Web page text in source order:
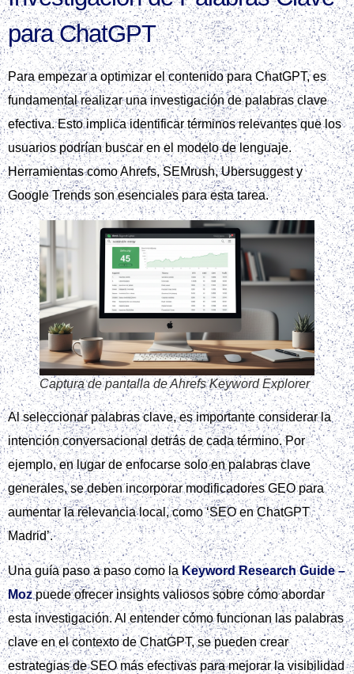
para ChatGPT
Para empezar a optimizar el contenido para ChatGPT, es
fundamental realizar una investigación de palabras clave
efectiva. Esto implica identificar términos relevantes que los
usuarios podrían buscar en el modelo de lenguaje.
Herramientas como Ahrefs, SEMrush, Ubersuggest y
Google Trends son esenciales para esta tarea.
Captura de pantalla de Ahrefs Keyword Explorer
Al seleccionar palabras clave, es importante considerar la
intención conversacional detrás de cada término. Por
ejemplo, en lugar de enfocarse solo en palabras clave
generales, se deben incorporar modificadores GEO para
aumentar la relevancia local, como ‘SEO en ChatGPT
Madrid’.
Una guía paso a paso como la Keyword Research Guide –
Mozpuede ofrecer insights valiosos sobre cómo abordar
esta investigación. Al entender cómo funcionan las palabras
clave en el contexto de ChatGPT, se pueden crear
estrategias de SEO más efectivas para mejorar la visibilidad